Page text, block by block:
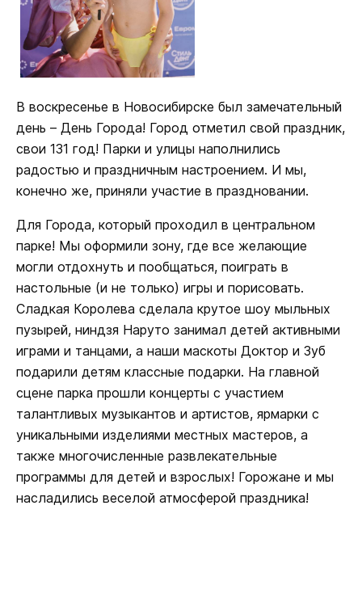
В воскресенье в Новосибирске был замечательный
день – День Города! Город отметил свой праздник,
свои 131 год! Парки и улицы наполнились
радостью и праздничным настроением. И мы,
конечно же, приняли участие в праздновании.
Для Города, который проходил в центральном
парке! Мы оформили зону, где все желающие
могли отдохнуть и пообщаться, поиграть в
настольные (и не только) игры и порисовать.
Сладкая Королева сделала крутое шоу мыльных
пузырей, ниндзя Наруто занимал детей активными
играми и танцами, а наши маскоты Доктор и Зуб
подарили детям классные подарки. На главной
сцене парка прошли концерты с участием
талантливых музыкантов и артистов, ярмарки с
уникальными изделиями местных мастеров, а
также многочисленные развлекательные
программы для детей и взрослых! Горожане и мы
насладились веселой атмосферой праздника!